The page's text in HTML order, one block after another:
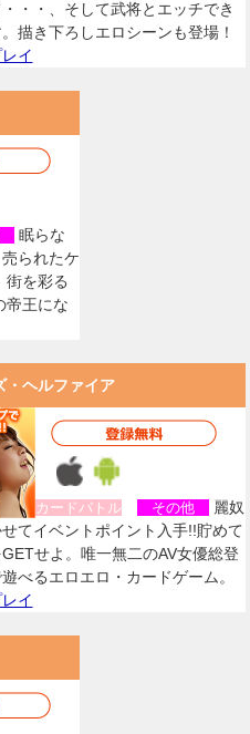
・・、そして武将とエッチでき
描き下ろしエロシーンも登場！
イ
眠らな
られたケ
街を彩る
帝王にな
・ヘルファイア
カードバトル その他
麗奴
てイベントポイント入手!!貯めて
せよ。唯一無二のAV女優総登
べるエロエロ・カードゲーム。
イ